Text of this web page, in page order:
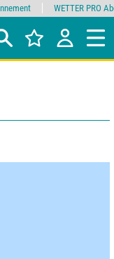
WETTER PRO